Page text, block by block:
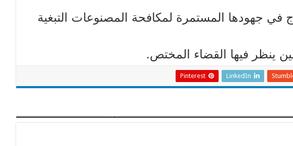
في جهودها المستمرة لمكافحة المصنوعات التبغية
ينظر فيها القضاء المختص.
LinkedIn
Pinterest